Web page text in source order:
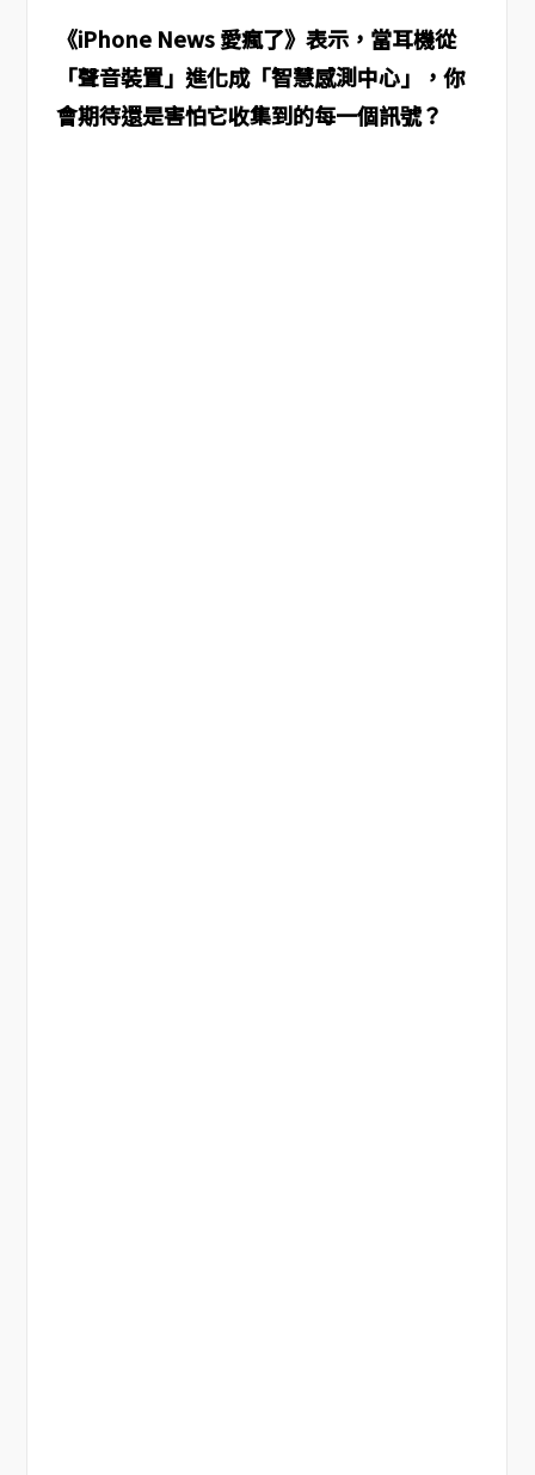
《iPhone News 愛瘋了》表示，當耳機從
「聲音裝置」進化成「智慧感測中心」，你
會期待還是害怕它收集到的每一個訊號？